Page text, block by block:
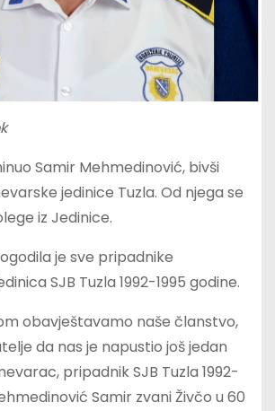
Samir Mehmedinović, bivši
jedinice Tuzla. Od njega se
iz Jedinice.
je sve pripadnike
SJB Tuzla 1992-1995 godine.
obavještavamo naše članstvo,
da nas je napustio još jedan
pripadnik SJB Tuzla 1992-
Samir zvani Živčo u 60